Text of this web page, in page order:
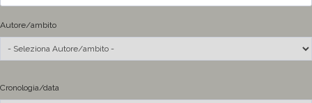
Autore/ambito
Cronologia/data